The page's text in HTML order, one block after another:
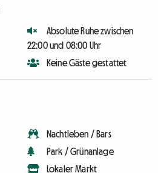
Absolute Ruhe zwischen
22:00 und 08:00 Uhr
Keine Gäste gestattet
Nachtleben / Bars
Park / Grünanlage
Lokaler Markt